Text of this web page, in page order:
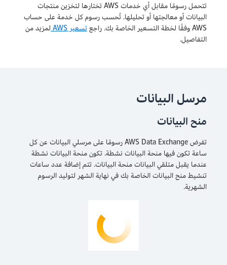
تتحمل رسومًا مقابل أي خدمات AWS تختارها لتخزين منتجات
البيانات أو معالجتها أو تحليلها. تُحسب رسوم كل خدمة على حساب
AWS وفقًا لخطة التسعير الخاصة بك. راجع
تسعير AWS
لمزيد من
التفاصيل.
مرسل البيانات
منح البيانات
تفرض AWS Data Exchange رسومًا على مرسلي البيانات عن كل
ساعة تكون فيها منحة البيانات نشطة. تكون منحة البيانات نشطة
عندما يقبل متلقي البيانات منحة البيانات. تتم إضافة عدد ساعات
تنشيط منح البيانات الخاصة بك في نهاية الشهر لتوليد الرسوم
الشهرية.